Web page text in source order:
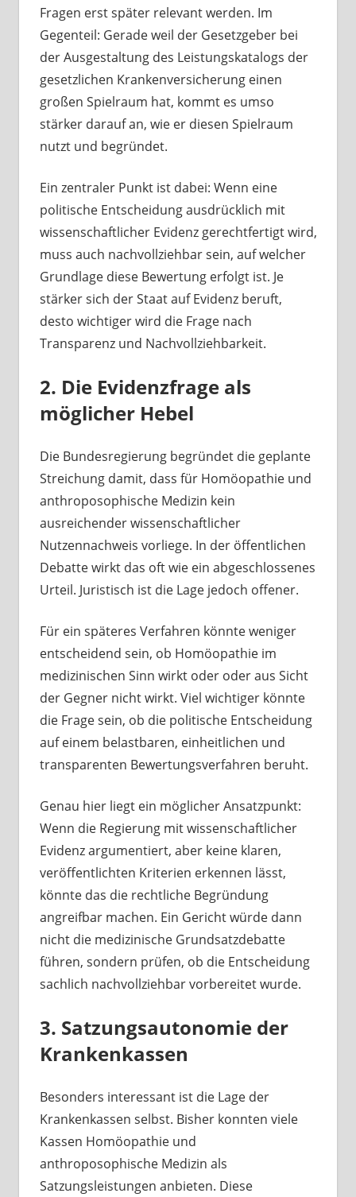
Fragen erst später relevant werden. Im
Gegenteil: Gerade weil der Gesetzgeber bei
der Ausgestaltung des Leistungskatalogs der
gesetzlichen Krankenversicherung einen
großen Spielraum hat, kommt es umso
stärker darauf an, wie er diesen Spielraum
nutzt und begründet.
Ein zentraler Punkt ist dabei: Wenn eine
politische Entscheidung ausdrücklich mit
wissenschaftlicher Evidenz gerechtfertigt wird,
muss auch nachvollziehbar sein, auf welcher
Grundlage diese Bewertung erfolgt ist. Je
stärker sich der Staat auf Evidenz beruft,
desto wichtiger wird die Frage nach
Transparenz und Nachvollziehbarkeit.
2. Die Evidenzfrage als
möglicher Hebel
Die Bundesregierung begründet die geplante
Streichung damit, dass für Homöopathie und
anthroposophische Medizin kein
ausreichender wissenschaftlicher
Nutzennachweis vorliege. In der öffentlichen
Debatte wirkt das oft wie ein abgeschlossenes
Urteil. Juristisch ist die Lage jedoch offener.
Für ein späteres Verfahren könnte weniger
entscheidend sein, ob Homöopathie im
medizinischen Sinn wirkt oder oder aus Sicht
der Gegner nicht wirkt. Viel wichtiger könnte
die Frage sein, ob die politische Entscheidung
auf einem belastbaren, einheitlichen und
transparenten Bewertungsverfahren beruht.
Genau hier liegt ein möglicher Ansatzpunkt:
Wenn die Regierung mit wissenschaftlicher
Evidenz argumentiert, aber keine klaren,
veröffentlichten Kriterien erkennen lässt,
könnte das die rechtliche Begründung
angreifbar machen. Ein Gericht würde dann
nicht die medizinische Grundsatzdebatte
führen, sondern prüfen, ob die Entscheidung
sachlich nachvollziehbar vorbereitet wurde.
3. Satzungsautonomie der
Krankenkassen
Besonders interessant ist die Lage der
Krankenkassen selbst. Bisher konnten viele
Kassen Homöopathie und
anthroposophische Medizin als
Satzungsleistungen anbieten. Diese